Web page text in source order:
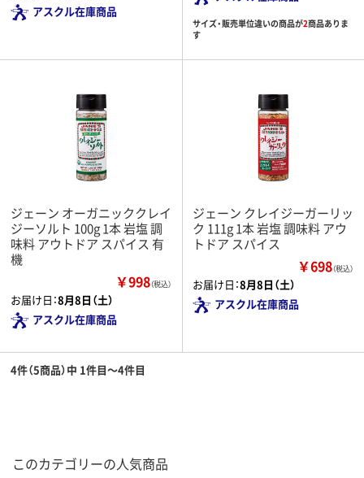
アスクル在庫商品
サイズ・販売単位違いの商品が2商品ありま
す
ジェーン オーガニッククレイ
ジーソルト 100g 1本 岩塩 調
味料 アウトドア スパイス 有
機
￥998（税込）
お届け日：8月8日（土）
アスクル在庫商品
ジェーン クレイジーガーリッ
ク 111g 1本 岩塩 調味料 アウ
トドア スパイス
￥698（税込）
お届け日：8月8日（土）
アスクル在庫商品
4件（5商品）中 1件目～4件目
このカテゴリーの人気商品